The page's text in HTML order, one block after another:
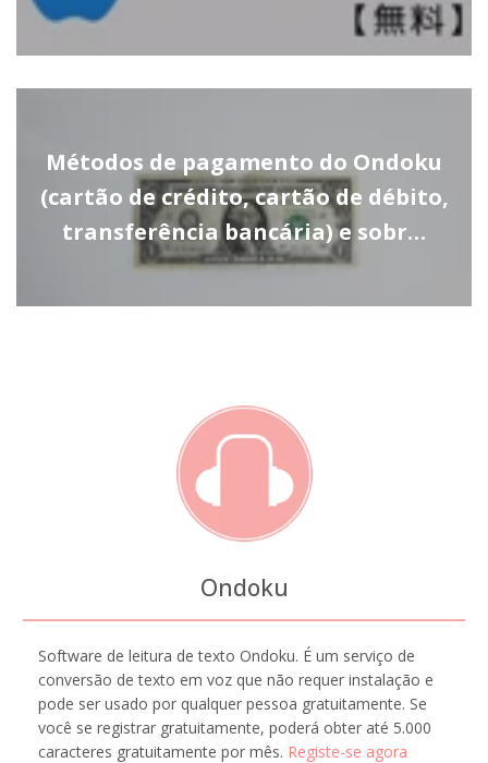
Métodos de pagamento do Ondoku
(cartão de crédito, cartão de débito,
transferência bancária) e sobr…
Ondoku
Software de leitura de texto Ondoku. É um serviço de
conversão de texto em voz que não requer instalação e
pode ser usado por qualquer pessoa gratuitamente. Se
você se registrar gratuitamente, poderá obter até 5.000
caracteres gratuitamente por mês. Registe-se agora